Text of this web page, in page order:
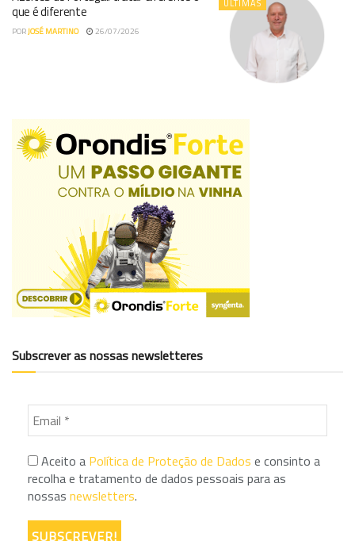
ÚLTIMAS
que é diferente
PORJOSÉ MARTINO 26/07/2026
Subscrever as nossas newsletteres
Aceito a Política de Proteção de Dados e consinto a
recolha e tratamento de dados pessoais para as
nossas newsletters.